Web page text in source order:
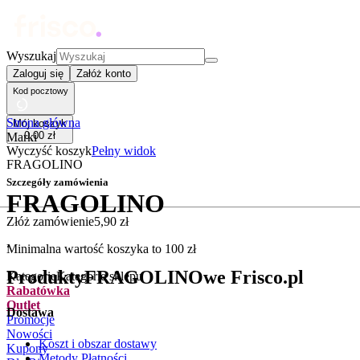
Wyszukaj
Zaloguj się Załóż konto
Kod pocztowy
Mój koszyk
0,00 zł
Wyczyść koszykPełny widok
Szczegóły zamówienia
Złóż zamówienie5,90 zł
Minimalna wartość koszyka to 100 zł
KategorieKategorie sklepu
Rabatówka
Outlet
Promocje
Nowości
Kupony
Strona główna
Marki
FRAGOLINO
FRAGOLINO
.
ProduktyFRAGOLINOwe Frisco.pl
Dostawa
Koszt i obszar dostawy